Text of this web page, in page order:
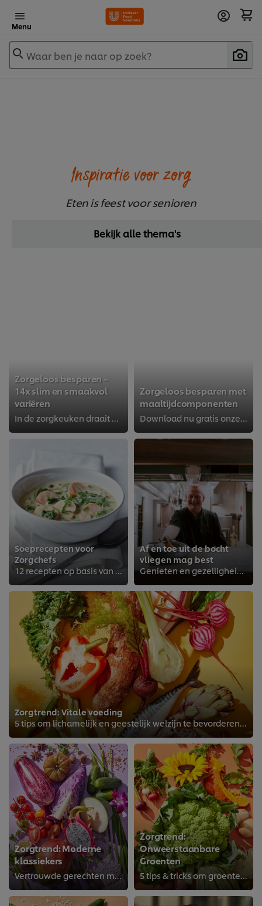
Menu
Waar ben je naar op zoek?
Inspiratie voor zorg
Eten is feest voor senioren
Bekijk alle thema's
Zorgeloos besparen –
14x slim en smaakvol
variëren
In de zorgkeuken draait alles om efficiënt werken en toch elke dag herkenbare en lekkere maaltijden verzorgen. Met de basispro...
Zorgeloos besparen met
maaltijdcomponenten
Download nu gratis onze brochure ‘Zorgeloos Besparen’ en lees hoe je eenvoudig, snel en voordelig de lekkerste soep, aardappelp...
Soeprecepten voor
Zorgchefs
12 recepten op basis van soep
Af en toe uit de bocht
vliegen mag best
Genieten en gezelligheid staan voorop bij Margaretha
Zorgtrend: Vitale voeding
5 tips om lichamelijk en geestelijk welzijn te bevorderen met gezonde gerechten
Zorgtrend: Moderne
klassiekers
Vertrouwde gerechten met een twist!
Zorgtrend:
Onweerstaanbare
Groenten
5 tips & tricks om groenten de hoofdrol te laten spelen